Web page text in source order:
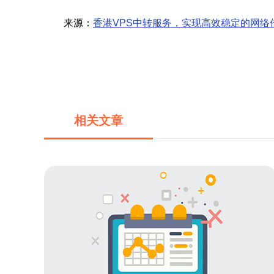
来源： 香港VPS中转服务，实现高效稳定的网络
相关文章